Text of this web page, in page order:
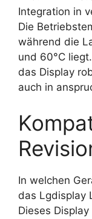
Integration in
Die
während die
und 60°C
das Display
auch in
In welchen
das Lgdisplay
Dieses